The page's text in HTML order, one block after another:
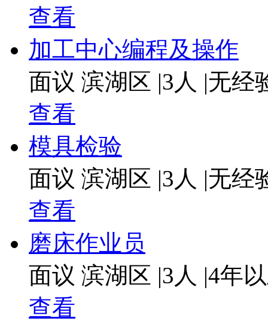
查看
加工中心编程及操作
面议 滨湖区 |3人 |无经
查看
模具检验
面议 滨湖区 |3人 |无经
查看
磨床作业员
面议 滨湖区 |3人 |4年
查看